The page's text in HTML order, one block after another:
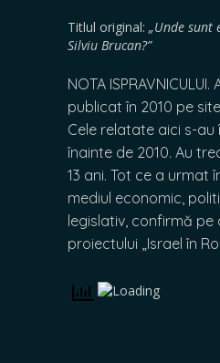
Titlul original: „Unde sunt
Silviu Brucan?”
NOTA
publicat în 2010 pe
Cele relatate aici s-au
înainte de 2010. Au
13 ani. Tot ce a urmat
mediul economic,
legislativ, confirmă pe
proiectului „Israel în